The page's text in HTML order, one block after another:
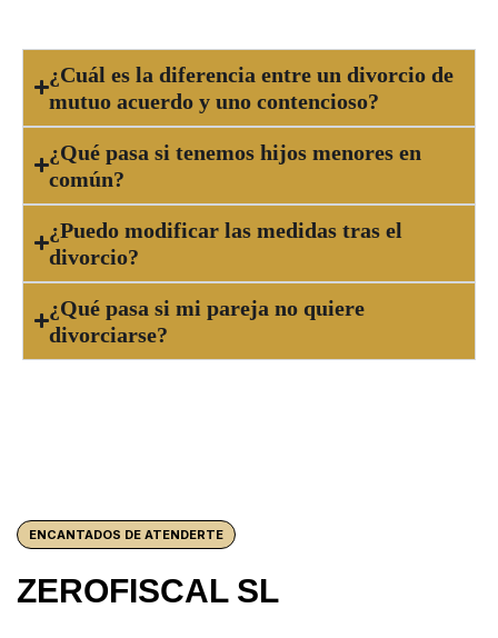
¿Cuál es la diferencia entre un divorcio de
mutuo acuerdo y uno contencioso?
¿Qué pasa si tenemos hijos menores en
común?
¿Puedo modificar las medidas tras el
divorcio?
¿Qué pasa si mi pareja no quiere
divorciarse?
ENCANTADOS DE ATENDERTE
ZEROFISCAL SL